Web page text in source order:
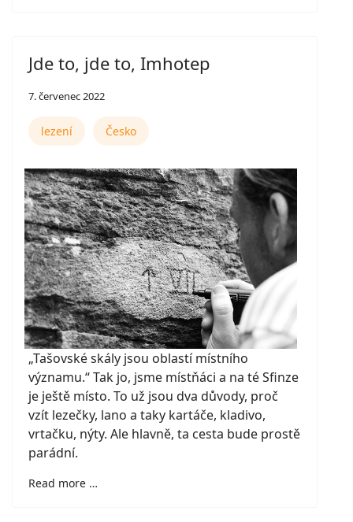
Jde to, jde to, Imhotep
7. červenec 2022
lezení Česko
„Tašovské skály jsou oblastí místního
významu.“ Tak jo, jsme místňáci a na té Sfinze
je ještě místo. To už jsou dva důvody, proč
vzít lezečky, lano a taky kartáče, kladivo,
vrtačku, nýty. Ale hlavně, ta cesta bude prostě
parádní.
Read more …